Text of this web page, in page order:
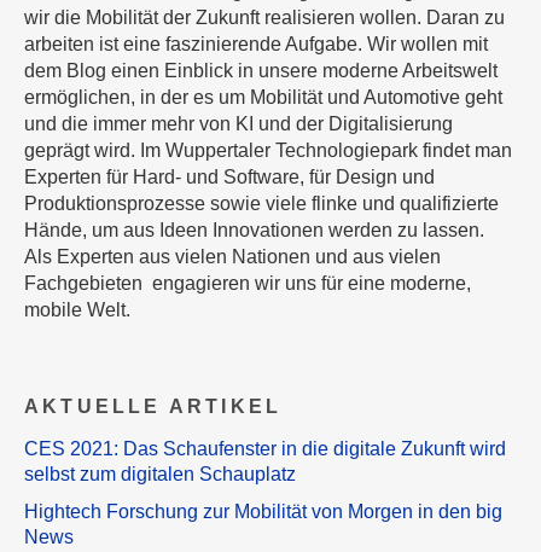
wir die Mobilität der Zukunft realisieren wollen. Daran zu
arbeiten ist eine faszinierende Aufgabe. Wir wollen mit
dem Blog einen Einblick in unsere moderne Arbeitswelt
ermöglichen, in der es um Mobilität und Automotive geht
und die immer mehr von KI und der Digitalisierung
geprägt wird. Im Wuppertaler Technologiepark findet man
Experten für Hard- und Software, für Design und
Produktionsprozesse sowie viele flinke und qualifizierte
Hände, um aus Ideen Innovationen werden zu lassen.
Als Experten aus vielen Nationen und aus vielen
Fachgebieten engagieren wir uns für eine moderne,
mobile Welt.
AKTUELLE ARTIKEL
CES 2021: Das Schaufenster in die digitale Zukunft wird
selbst zum digitalen Schauplatz
Hightech Forschung zur Mobilität von Morgen in den big
News